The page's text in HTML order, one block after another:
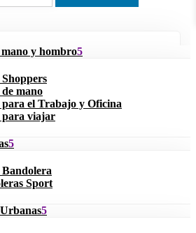
mano y hombro
Shoppers
de mano
para el Trabajo y Oficina
para viajar
Bandolera
Sport